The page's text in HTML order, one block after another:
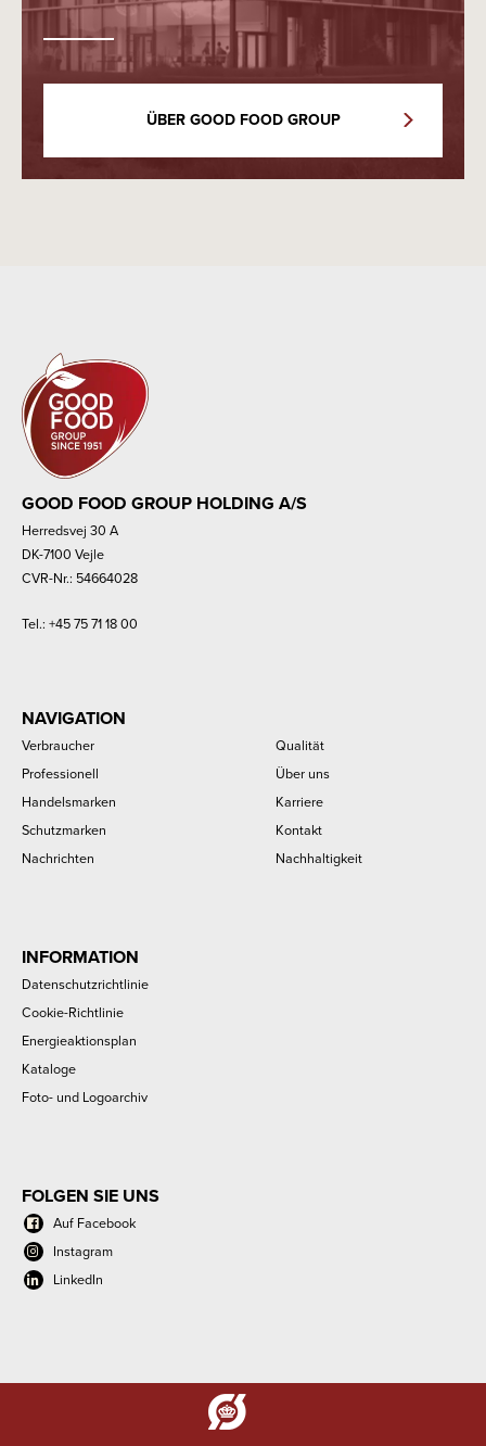
ÜBER GOOD FOOD GROUP
GOOD FOOD GROUP HOLDING A/S
Herredsvej 30 A
DK-7100 Vejle
CVR-Nr.: 54664028
Tel.: +45 75 71 18 00
NAVIGATION
Verbraucher
Professionell
Handelsmarken
Schutzmarken
Nachrichten
Qualität
Über uns
Karriere
Kontakt
Nachhaltigkeit
INFORMATION
Datenschutzrichtlinie
Cookie-Richtlinie
Energieaktionsplan
Kataloge
Foto- und Logoarchiv
FOLGEN SIE UNS
Auf Facebook
Instagram
LinkedIn